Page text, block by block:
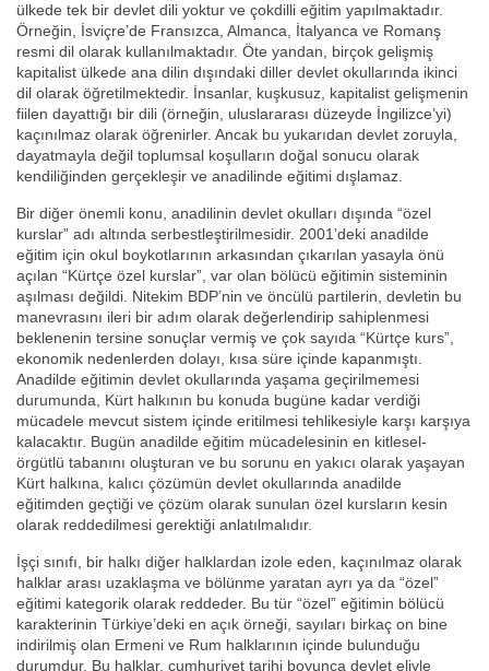
ülkede tek bir devlet dili yoktur ve çokdilli eğitim yapılmaktadır.
Örneğin, İsviçre’de Fransızca, Almanca, İtalyanca ve Romanş
resmi dil olarak kullanılmaktadır. Öte yandan, birçok gelişmiş
kapitalist ülkede ana dilin dışındaki diller devlet okullarında ikinci
dil olarak öğretilmektedir. İnsanlar, kuşkusuz, kapitalist gelişmenin
fiilen dayattığı bir dili (örneğin, uluslararası düzeyde İngilizce’yi)
kaçınılmaz olarak öğrenirler. Ancak bu yukarıdan devlet zoruyla,
dayatmayla değil toplumsal koşulların doğal sonucu olarak
kendiliğinden gerçekleşir ve anadilinde eğitimi dışlamaz.
Bir diğer önemli konu, anadilinin devlet okulları dışında “özel
kurslar” adı altında serbestleştirilmesidir. 2001’deki anadilde
eğitim için okul boykotlarının arkasından çıkarılan yasayla önü
açılan “Kürtçe özel kurslar”, var olan bölücü eğitimin sisteminin
aşılması değildi. Nitekim BDP’nin ve öncülü partilerin, devletin bu
manevrasını ileri bir adım olarak değerlendirip sahiplenmesi
beklenenin tersine sonuçlar vermiş ve çok sayıda “Kürtçe kurs”,
ekonomik nedenlerden dolayı, kısa süre içinde kapanmıştı.
Anadilde eğitimin devlet okullarında yaşama geçirilmemesi
durumunda, Kürt halkının bu konuda bugüne kadar verdiği
mücadele mevcut sistem içinde eritilmesi tehlikesiyle karşı karşıya
kalacaktır. Bugün anadilde eğitim mücadelesinin en kitlesel-
örgütlü tabanını oluşturan ve bu sorunu en yakıcı olarak yaşayan
Kürt halkına, kalıcı çözümün devlet okullarında anadilde
eğitimden geçtiği ve çözüm olarak sunulan özel kursların kesin
olarak reddedilmesi gerektiği anlatılmalıdır.
İşçi sınıfı, bir halkı diğer halklardan izole eden, kaçınılmaz olarak
halklar arası uzaklaşma ve bölünme yaratan ayrı ya da “özel”
eğitimi kategorik olarak reddeder. Bu tür “özel” eğitimin bölücü
karakterinin Türkiye’deki en açık örneği, sayıları birkaç on bine
indirilmiş olan Ermeni ve Rum halklarının içinde bulunduğu
durumdur. Bu halklar, cumhuriyet tarihi boyunca devlet eliyle